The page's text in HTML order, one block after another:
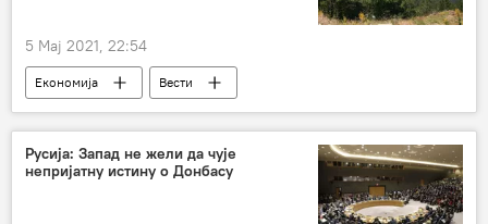
5 Мај 2021, 22:54
Економија Вести
Русија: Запад не жели да чује
непријатну истину о Донбасу